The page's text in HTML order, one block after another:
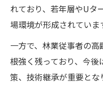
れており、若年層やUタ
場環境が形成されていま
一方で、林業従事者の
根強く残っており、今
策、技術継承が重要と